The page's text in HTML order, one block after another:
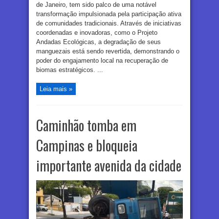
de Janeiro, tem sido palco de uma notável
transformação impulsionada pela participação ativa
de comunidades tradicionais. Através de iniciativas
coordenadas e inovadoras, como o Projeto
Andadas Ecológicas, a degradação de seus
manguezais está sendo revertida, demonstrando o
poder do engajamento local na recuperação de
biomas estratégicos. ...
Leia mais »
Caminhão tomba em
Campinas e bloqueia
importante avenida da cidade